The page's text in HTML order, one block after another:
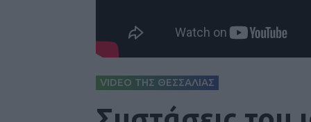
VIDEO ΤΗΣ ΘΕΣΣΑΛΙΑΣ